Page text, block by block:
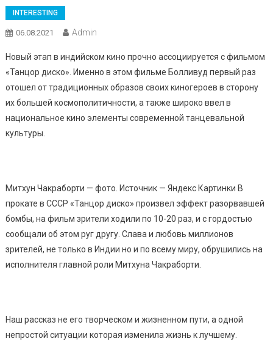
INTERESTING
06.08.2021 Admin
Новый этап в индийском кино прочно ассоциируется с фильмом
«Танцор диско». Именно в этом фильме Болливуд первый раз
отошел от традиционных образов своих киногероев в сторону
их большей космополитичности, а также широко ввел в
национальное кино элементы современной танцевальной
культуры.
Митхун Чакраборти — фото. Источник — Яндекс Картинки В
прокате в СССР «Танцор диско» произвел эффект разорвавшей
бомбы, на фильм зрители ходили по 10-20 раз, и с гордостью
сообщали об этом руг другу. Слава и любовь миллионов
зрителей, не только в Индии но и по всему миру, обрушились на
исполнителя главной роли Митхуна Чакраборти.
Наш рассказ не его творческом и жизненном пути, а одной
непростой ситуации которая изменила жизнь к лучшему.